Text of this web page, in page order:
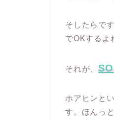
そしたらで
でOKするよ
それが、
ホアヒンと
す。ほんっ